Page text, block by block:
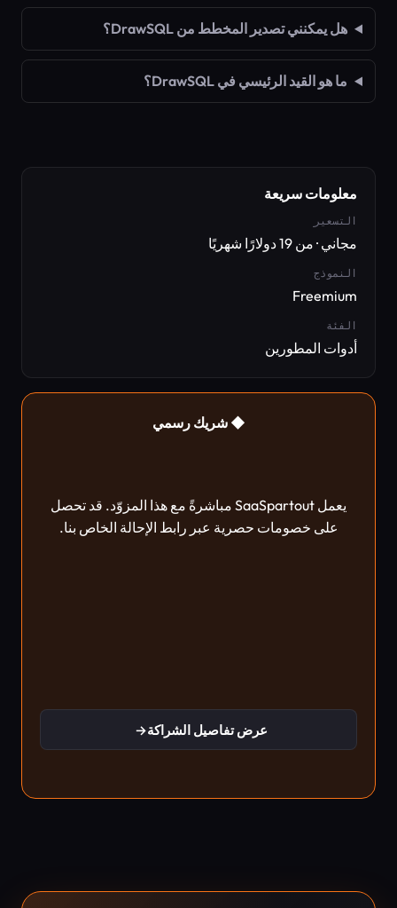
هل يمكنني تصدير المخطط من DrawSQL؟
ما هو القيد الرئيسي في DrawSQL؟
معلومات سريعة
التسعير
مجاني · من 19 دولارًا شهريًا
النموذج
Freemium
الفئة
أدوات المطورين
◆ شريك رسمي
يعمل SaaSpartout مباشرةً مع هذا المزوّد. قد تحصل
على خصومات حصرية عبر رابط الإحالة الخاص بنا.
عرض تفاصيل الشراكة→